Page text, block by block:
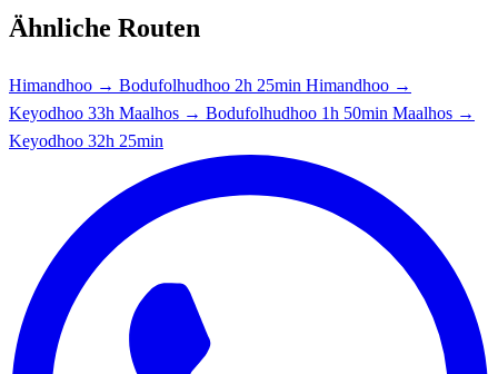
Ähnliche Routen
Himandhoo → Bodufolhudhoo 2h 25min Himandhoo →
Keyodhoo 33h Maalhos → Bodufolhudhoo 1h 50min Maalhos →
Keyodhoo 32h 25min